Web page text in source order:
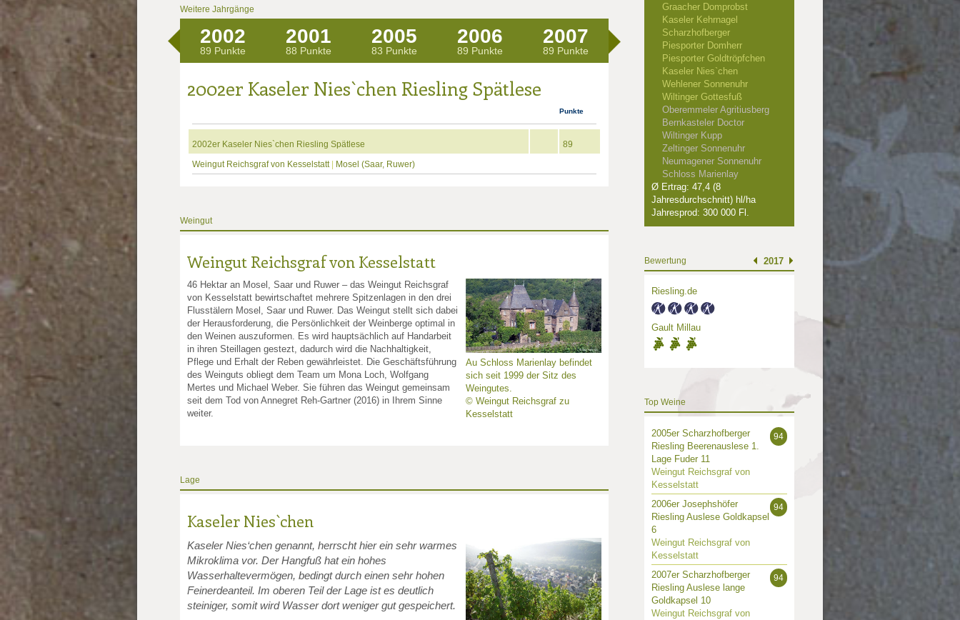
Weitere Jahrgänge
2002
89 Punkte
2001
88 Punkte
2005
83 Punkte
2006
89 Punkte
2007
89 Punkte
2008
89 Punkte
2002er Kaseler Nies`chen Riesling Spätlese
Punkte
2002er Kaseler Nies`chen Riesling Spätlese
89
Weingut Reichsgraf von Kesselstatt| Mosel (Saar, Ruwer)
Weingut
Weingut Reichsgraf von Kesselstatt
Au Schloss Marienlay befindet
sich seit 1999 der Sitz des
Weingutes.
© Weingut Reichsgraf zu
Kesselstatt
46 Hektar an Mosel, Saar und Ruwer – das Weingut Reichsgraf
von Kesselstatt bewirtschaftet mehrere Spitzenlagen in den drei
Flusstälern Mosel, Saar und Ruwer. Das Weingut stellt sich dabei
der Herausforderung, die Persönlichkeit der Weinberge optimal in
den Weinen auszuformen. Es wird hauptsächlich auf Handarbeit
in ihren Steillagen gestezt, dadurch wird die Nachhaltigkeit,
Pflege und Erhalt der Reben gewährleistet. Die Geschäftsführung
des Weinguts obliegt dem Team um Mona Loch, Wolfgang
Mertes und Michael Weber. Sie führen das Weingut gemeinsam
seit dem Tod von Annegret Reh-Gartner (2016) in Ihrem Sinne
weiter.
Lage
Kaseler Nies`chen
Kaseler Nies‘chen genannt, herrscht hier ein sehr warmes
Mikroklima vor. Der Hangfuß hat ein hohes
Wasserhaltevermögen, bedingt durch einen sehr hohen
Feinerdeanteil. Im oberen Teil der Lage ist es deutlich
steiniger, somit wird Wasser dort weniger gut gespeichert.
Graacher Domprobst
Kaseler Kehrnagel
Scharzhofberger
Piesporter Domherr
Piesporter Goldtröpfchen
Kaseler Nies`chen
Wehlener Sonnenuhr
Wiltinger Gottesfuß
Oberemmeler Agritiusberg
Bernkasteler Doctor
Wiltinger Kupp
Zeltinger Sonnenuhr
Neumagener Sonnenuhr
Schloss Marienlay
Ø Ertrag: 47,4 (8
Jahresdurchschnitt) hl/ha
Jahresprod: 300 000 Fl.
Bewertung 2017
Riesling.de
Gault Millau
3
Punkte: 3
Punkte: 3
Top Weine
94
2005er Scharzhofberger
Riesling Beerenauslese 1.
Lage Fuder 11
Weingut Reichsgraf von
Kesselstatt
94
2006er Josephshöfer
Riesling Auslese Goldkapsel
6
Weingut Reichsgraf von
Kesselstatt
94
2007er Scharzhofberger
Riesling Auslese lange
Goldkapsel 10
Weingut Reichsgraf von